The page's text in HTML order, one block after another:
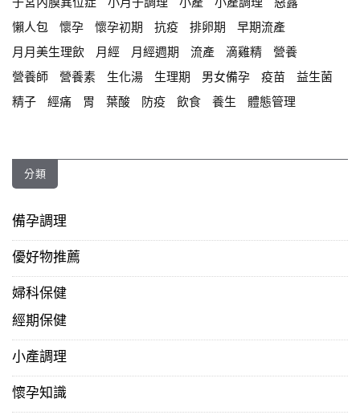
懶人包
懷孕 懷孕初期 抗疫 排卵期
早期流產
月月美生理飲
月經 月經週期 流產 滴雞精
營養
營養師
營養素 生化湯 生理期 男女備孕 疫苗
益生菌
精子
經痛 胃 葉酸 防疫 飲食 養生 體態管理
分類
備孕調理
優好物推薦
婦科保健
經期保健
小產調理
懷孕知識